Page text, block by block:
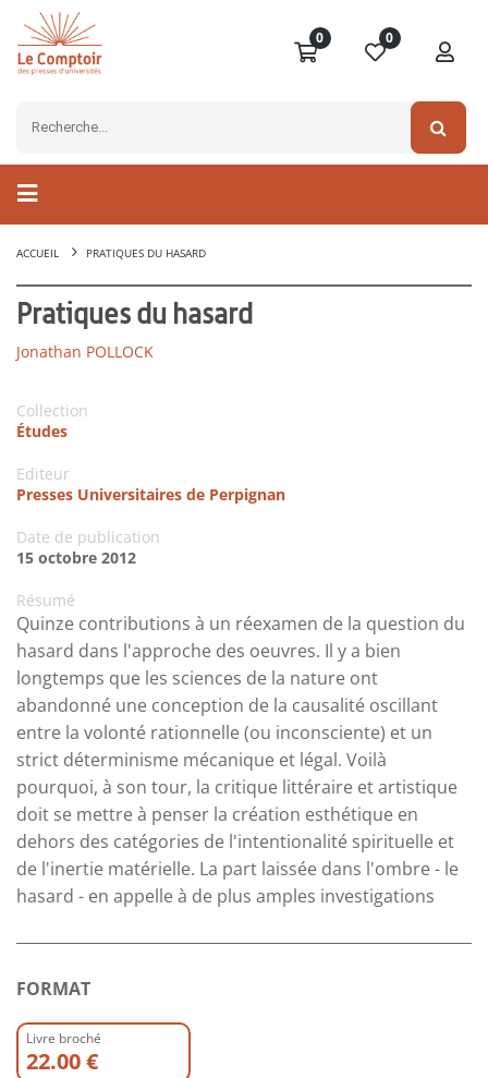
0 0
ACCUEIL PRATIQUES DU HASARD
Pratiques du hasard
Jonathan POLLOCK
Collection
Études
Editeur
Presses Universitaires de Perpignan
Date de publication
15 octobre 2012
Résumé
Quinze contributions à un réexamen de la question du
hasard dans l'approche des oeuvres. Il y a bien
longtemps que les sciences de la nature ont
abandonné une conception de la causalité oscillant
entre la volonté rationnelle (ou inconsciente) et un
strict déterminisme mécanique et légal. Voilà
pourquoi, à son tour, la critique littéraire et artistique
doit se mettre à penser la création esthétique en
dehors des catégories de l'intentionalité spirituelle et
de l'inertie matérielle. La part laissée dans l'ombre - le
hasard - en appelle à de plus amples investigations
FORMAT
Livre broché
22.00 €